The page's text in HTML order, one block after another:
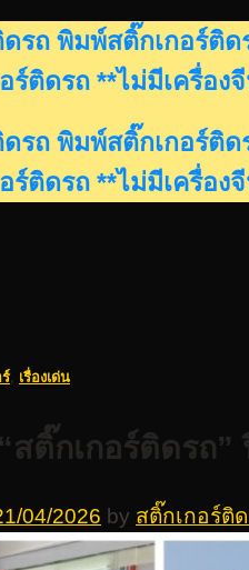
รถ พิมพ์สติ๊กเกอร์ติ
ร์ติดรถ **ไม่มีเครื่อง
รถ พิมพ์สติ๊กเกอร์ติ
ร์ติดรถ **ไม่มีเครื่อง
ส่วนที่ 1
, เรื่องเด่น
สติ๊กเกอร์ติดรถ”
04/2026 by สติ๊กเกอร์ติ